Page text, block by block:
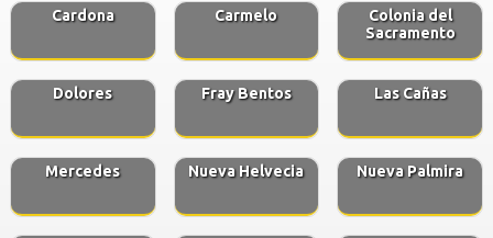
Cardona Carmelo
Colonia del
Sacramento
Dolores Fray Bentos Las Cañas
Mercedes Nueva Helvecia Nueva Palmira